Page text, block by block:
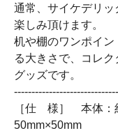
通常、サイケデリ
楽しみ頂けます。
机や棚のワンポイ
る大きさで、コレ
グッズです。
［仕 様］ 本体：
50mm×50mm